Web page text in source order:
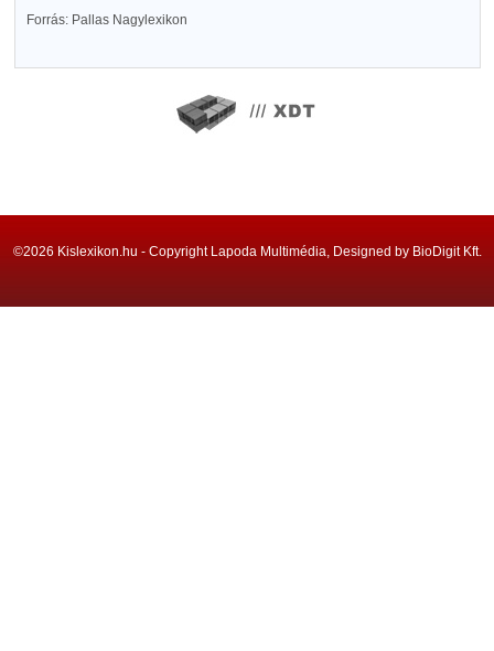
Forrás: Pallas Nagylexikon
©2026 Kislexikon.hu - Copyright Lapoda Multimédia, Designed by BioDigit Kft.